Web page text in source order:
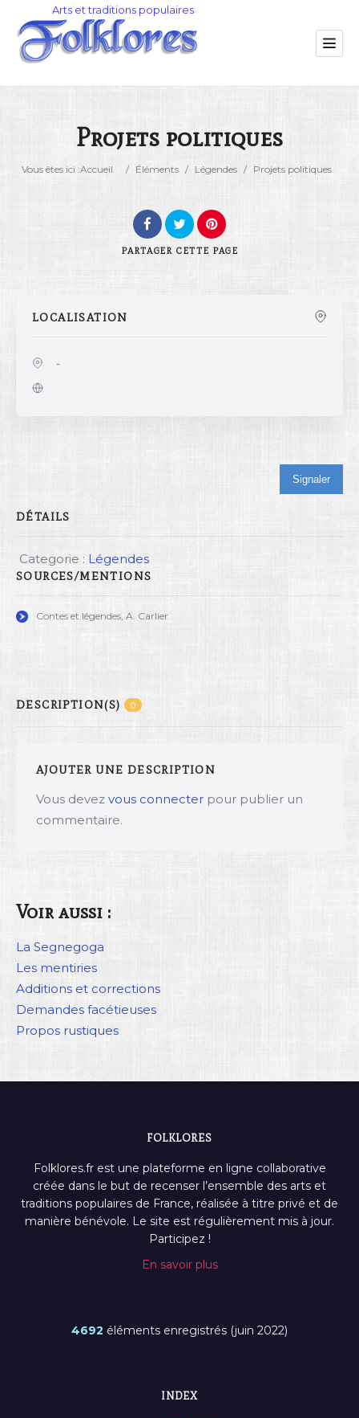
Catégorie
Projets politiques
Vous êtes ici :Accueil / Éléments / Légendes / Projets politiques
PARTAGER CETTE PAGE
LOCALISATION
-
Signaler
DÉTAILS
Categorie : Légendes
SOURCES/MENTIONS
Contes et légendes, A. Carlier
DESCRIPTION(S) 0
AJOUTER UNE DESCRIPTION
Vous devez vous connecter pour publier un
commentaire.
Voir aussi :
La Segnegoga
Les mentiries
Additions et corrections
Demandes facétieuses
Propos rustiques
FOLKLORES
Folklores.fr est une plateforme en ligne collaborative
créée dans le but de recenser l’ensemble des arts et
traditions populaires de France, réalisée à titre privé et de
manière bénévole. Le site est régulièrement mis à jour.
Participez !
En savoir plus
4692 éléments enregistrés (juin 2022)
INDEX